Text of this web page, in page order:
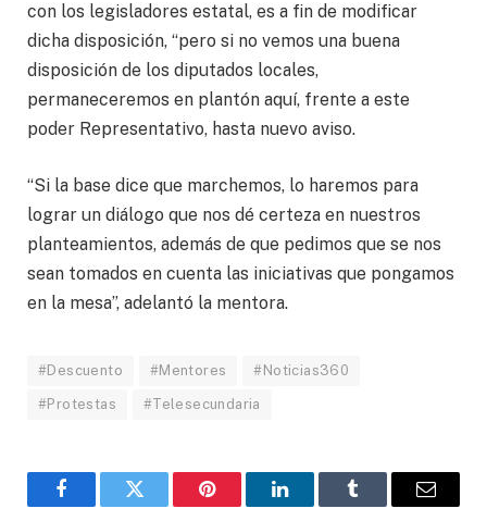
con los legisladores estatal, es a fin de modificar
dicha disposición, “pero si no vemos una buena
disposición de los diputados locales,
permaneceremos en plantón aquí, frente a este
poder Representativo, hasta nuevo aviso.
“Si la base dice que marchemos, lo haremos para
lograr un diálogo que nos dé certeza en nuestros
planteamientos, además de que pedimos que se nos
sean tomados en cuenta las iniciativas que pongamos
en la mesa”, adelantó la mentora.
#Descuento #Mentores #Noticias360
#Protestas #Telesecundaria
FacebookTwitter Pinterest LinkedInTumblr Email